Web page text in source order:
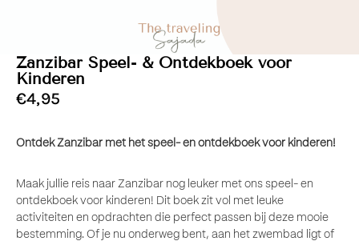
Zanzibar Speel- & Ontdekboek voor
Kinderen
€4,95
Ontdek Zanzibar met het speel- en ontdekboek voor kinderen!
Maak jullie reis naar Zanzibar nog leuker met ons speel- en
ontdekboek voor kinderen! Dit boek zit vol met leuke
activiteiten en opdrachten die perfect passen bij deze mooie
bestemming. Of je nu onderweg bent, aan het zwembad ligt of